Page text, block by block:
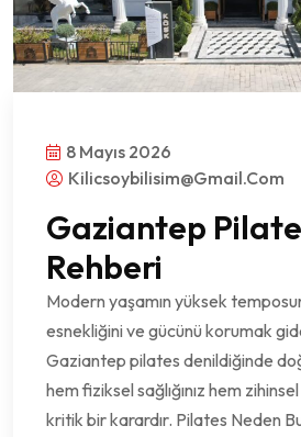
8 Mayıs 2026
Kilicsoybilisim@gmail.com
Gaziantep
Rehberi
Modern yaşamın yüksek
esnekliğini ve gücünü korumak
Gaziantep pilates denildiğinde
hem fiziksel sağlığınız hem zihinsel
kritik bir karardır. Pilates Neden